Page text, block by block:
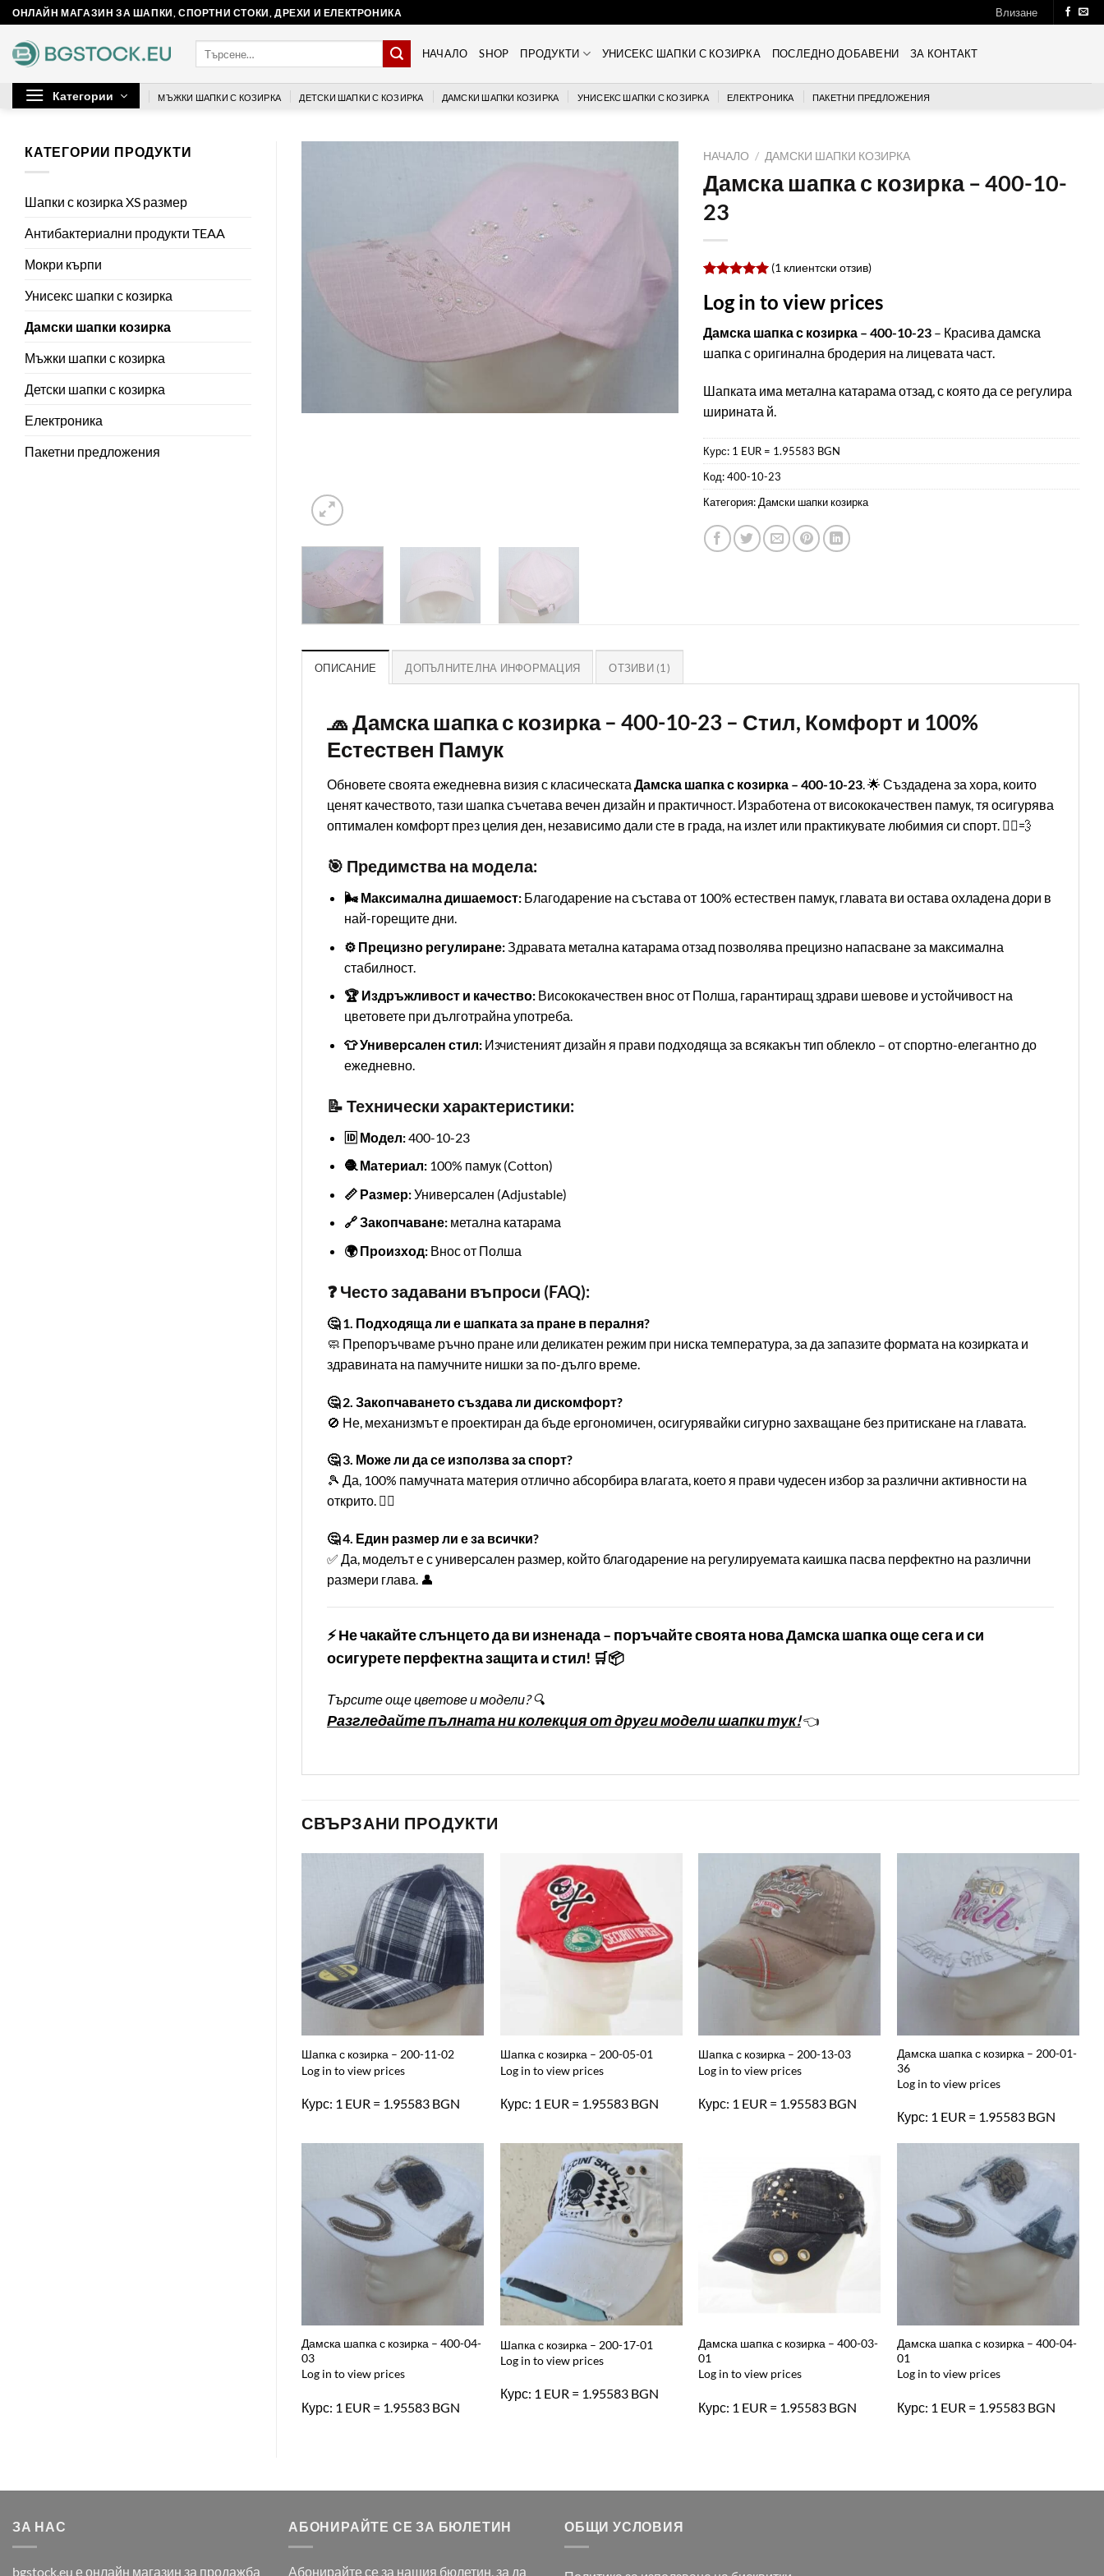
Skip
to
content
ОНЛАЙН МАГАЗИН ЗА ШАПКИ, СПОРТНИ СТОКИ, ДРЕХИ И ЕЛЕКТРОНИКА Влизане
НАЧАЛО SHOP ПРОДУКТИ УНИСЕКС ШАПКИ С КОЗИРКА ПОСЛЕДНО ДОБАВЕНИ ЗА КОНТАКТ
Категории МЪЖКИ ШАПКИ С КОЗИРКА ДЕТСКИ ШАПКИ С КОЗИРКА ДАМСКИ ШАПКИ КОЗИРКА УНИСЕКС ШАПКИ С КОЗИРКА ЕЛЕКТРОНИКА ПАКЕТНИ ПРЕДЛОЖЕНИЯ
КАТЕГОРИИ ПРОДУКТИ
Шапки с козирка XS размер
Антибактериални продукти TEAA
Мокри кърпи
Унисекс шапки с козирка
Дамски шапки козирка
Мъжки шапки с козирка
Детски шапки с козирка
Електроника
Пакетни предложения
НАЧАЛО / ДАМСКИ ШАПКИ КОЗИРКА
Дамска шапка с козирка – 400-10-
23
5.0от 5,
базирано
на
потребителски
оценки
(1 клиентски отзив)
Log in to view prices
Дамска шапка с козирка – 400-10-23– Красива дамска
шапка с оригинална бродерия на лицевата част.
Шапката има метална катарама отзад, с която да се регулира
ширината й.
Курс: 1 EUR = 1.95583 BGN
Код:400-10-23
Категория:Дамски шапки козирка
ОПИСАНИЕ ДОПЪЛНИТЕЛНА ИНФОРМАЦИЯ ОТЗИВИ (1)
🧢 Дамска шапка с козирка – 400-10-23 – Стил, Комфорт и 100%
Естествен Памук
Обновете своята ежедневна визия с класическата Дамска шапка с козирка – 400-10-23. 🌟 Създадена за хора, които
ценят качеството, тази шапка съчетава вечен дизайн и практичност. Изработена от висококачествен памук, тя осигурява
оптимален комфорт през целия ден, независимо дали сте в града, на излет или практикувате любимия си спорт. 🏃‍♂️💨
🎯 Предимства на модела:
🌬️ Максимална дишаемост:Благодарение на състава от 100% естествен памук, главата ви остава охладена дори в
най-горещите дни.
⚙️ Прецизно регулиране:Здравата метална катарама отзад позволява прецизно напасване за максимална
стабилност.
🏆 Издръжливост и качество:Висококачествен внос от Полша, гарантиращ здрави шевове и устойчивост на
цветовете при дълготрайна употреба.
👕 Универсален стил:Изчистеният дизайн я прави подходяща за всякакън тип облекло – от спортно-елегантно до
ежедневно.
📝 Технически характеристики:
🆔 Модел:400-10-23
🧶 Материал:100% памук (Cotton)
📏 Размер:Универсален (Adjustable)
🔗 Закопчаване:метална катарама
🌍 Произход:Внос от Полша
❓ Често задавани въпроси (FAQ):
🤔 1. Подходяща ли е шапката за пране в пералня?
🧼 Препоръчваме ръчно пране или деликатен режим при ниска температура, за да запазите формата на козирката и
здравината на памучните нишки за по-дълго време.
🤔 2. Закопчаването създава ли дискомфорт?
🚫 Не, механизмът е проектиран да бъде ергономичен, осигурявайки сигурно захващане без притискане на главата.
🤔 3. Може ли да се използва за спорт?
🎾 Да, 100% памучната материя отлично абсорбира влагата, което я прави чудесен избор за различни активности на
открито. 🏌️‍♂️
🤔 4. Един размер ли е за всички?
✅ Да, моделът е с универсален размер, който благодарение на регулируемата каишка пасва перфектно на различни
размери глава. 👤
⚡ Не чакайте слънцето да ви изненада – поръчайте своята нова Дамска шапка още сега и си
осигурете перфектна защита и стил! 🛒📦
Търсите още цветове и модели? 🔍
Разгледайте пълната ни колекция от други модели шапки тук!👈
СВЪРЗАНИ ПРОДУКТИ
Шапка с козирка – 200-11-02
Log in to view prices
Курс: 1 EUR = 1.95583 BGN
Шапка с козирка – 200-05-01
Log in to view prices
Курс: 1 EUR = 1.95583 BGN
Шапка с козирка – 200-13-03
Log in to view prices
Курс: 1 EUR = 1.95583 BGN
Дамска шапка с козирка – 200-01-
36
Log in to view prices
Курс: 1 EUR = 1.95583 BGN
Дамска шапка с козирка – 400-04-
03
Log in to view prices
Курс: 1 EUR = 1.95583 BGN
Шапка с козирка – 200-17-01
Log in to view prices
Курс: 1 EUR = 1.95583 BGN
Дамска шапка с козирка – 400-03-
01
Log in to view prices
Курс: 1 EUR = 1.95583 BGN
Дамска шапка с козирка – 400-04-
01
Log in to view prices
Курс: 1 EUR = 1.95583 BGN
ЗА НАС
bgstock.eu е онлайн магазин за продажба
АБОНИРАЙТЕ СЕ ЗА БЮЛЕТИН
Абонирайте се за нашия бюлетин, за да
ОБЩИ УСЛОВИЯ